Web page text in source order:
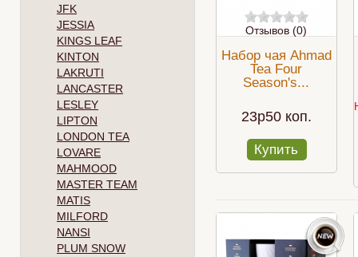
JFK
JESSIA
KINGS LEAF
KINTON
LAKRUTI
LANCASTER
LESLEY
LIPTON
LONDON TEA
LOVARE
MAHMOOD
MASTER TEAM
MATIS
MILFORD
NANSI
PLUM SNOW
Отзывов (0)
Набор чая Ahmad
Tea Four
Season's...
23p50 коп.
Купить